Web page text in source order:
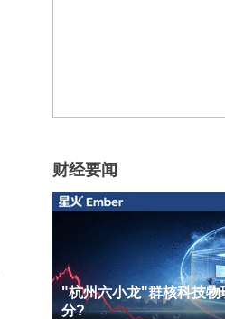
财经要闻
"杭州六小龙"群核科技物
分?